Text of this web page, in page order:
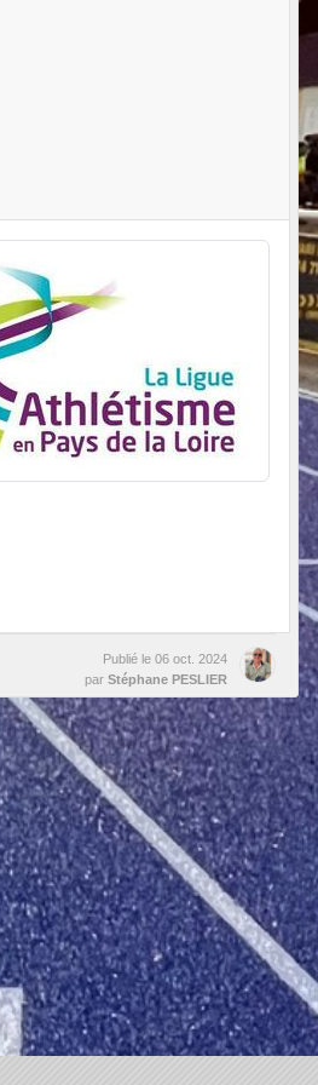
Publié le 06 oct. 2024
par Stéphane PESLIER